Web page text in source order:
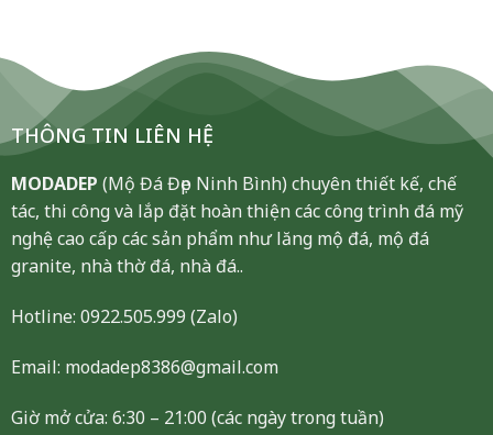
THÔNG TIN LIÊN HỆ
MODADEP (Mộ Đá Đẹp Ninh Bình) chuyên thiết kế, chế
tác, thi công và lắp đặt hoàn thiện các công trình đá mỹ
nghệ cao cấp các sản phẩm như lăng mộ đá, mộ đá
granite, nhà thờ đá, nhà đá..
Hotline: 0922.505.999 (Zalo)
Email: modadep8386@gmail.com
Giờ mở cửa: 6:30 – 21:00 (các ngày trong tuần)